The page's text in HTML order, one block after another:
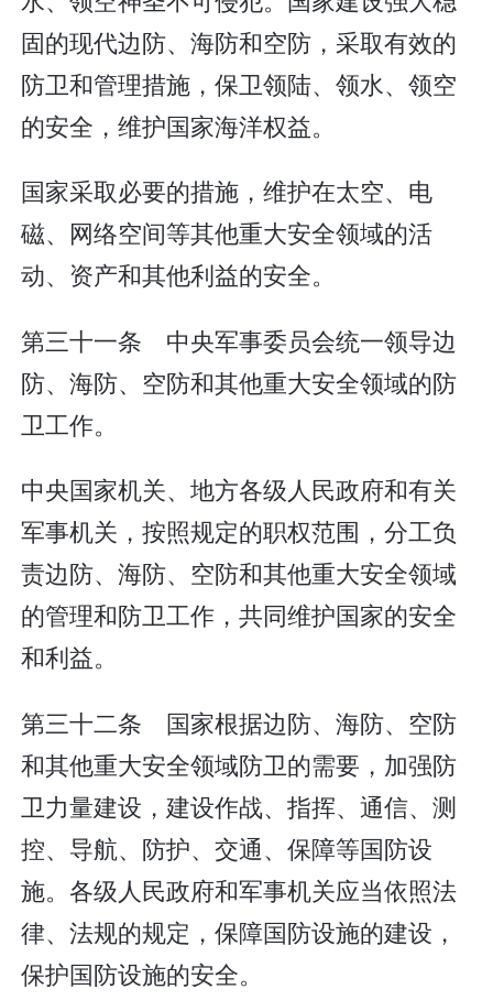
固的现代边防、海防和空防，采取有效的
防卫和管理措施，保卫领陆、领水、领空
的安全，维护国家海洋权益。
国家采取必要的措施，维护在太空、电
磁、网络空间等其他重大安全领域的活
动、资产和其他利益的安全。
第三十一条 中央军事委员会统一领导边
防、海防、空防和其他重大安全领域的防
卫工作。
中央国家机关、地方各级人民政府和有关
军事机关，按照规定的职权范围，分工负
责边防、海防、空防和其他重大安全领域
的管理和防卫工作，共同维护国家的安全
和利益。
第三十二条 国家根据边防、海防、空防
和其他重大安全领域防卫的需要，加强防
卫力量建设，建设作战、指挥、通信、测
控、导航、防护、交通、保障等国防设
施。各级人民政府和军事机关应当依照法
律、法规的规定，保障国防设施的建设，
保护国防设施的安全。